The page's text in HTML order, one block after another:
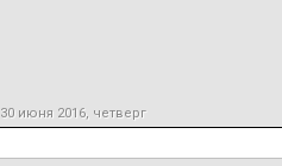
30 июня 2016, четверг